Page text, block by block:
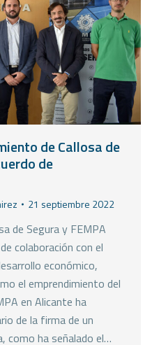
de Callosa de
de
21 septiembre 2022
de Segura y FEMPA
colaboración con el
económico,
el emprendimiento del
en Alicante ha
de la firma de un
como ha señalado el…